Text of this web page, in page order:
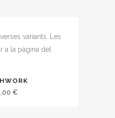
variants. Les
a la pàgina del
€